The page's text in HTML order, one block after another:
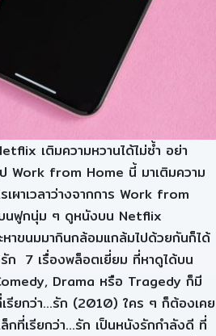
เติมความหวานได้ไม่ซ้ำ อย่า
Work from Home นี้ มาเติมความ
เผาเวลาว่างจากการ Work from
นฟูกนุ่ม ๆ ดูหนังบน Netflix
หาขนมมากินกล้อมแกล้มไปด้วยกันก็ได้
ก 7 เรื่องพล็อตเยี่ยม ที่หาดูได้บน
Drama หรือ Tragedy ก็มี
รียกว่า…รัก (2010) ใคร ๆ ก็ต้องเคย
กที่เรียกว่า…รัก เป็นหนังรักกำลังดี ที่